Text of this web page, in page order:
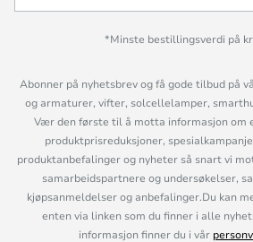
*Minste bestillingsverdi på
Abonner på nyhetsbrev og få gode tilbud på
og armaturer, vifter, solcellelamper,
Vær den første til å motta informasjon om
produktprisreduksjoner,
produktanbefalinger og nyheter så snart vi
samarbeidspartnere og undersøkelser,
kjøpsanmeldelser og anbefalinger.Du kan
enten via linken som du finner i alle
informasjon finner du i vår